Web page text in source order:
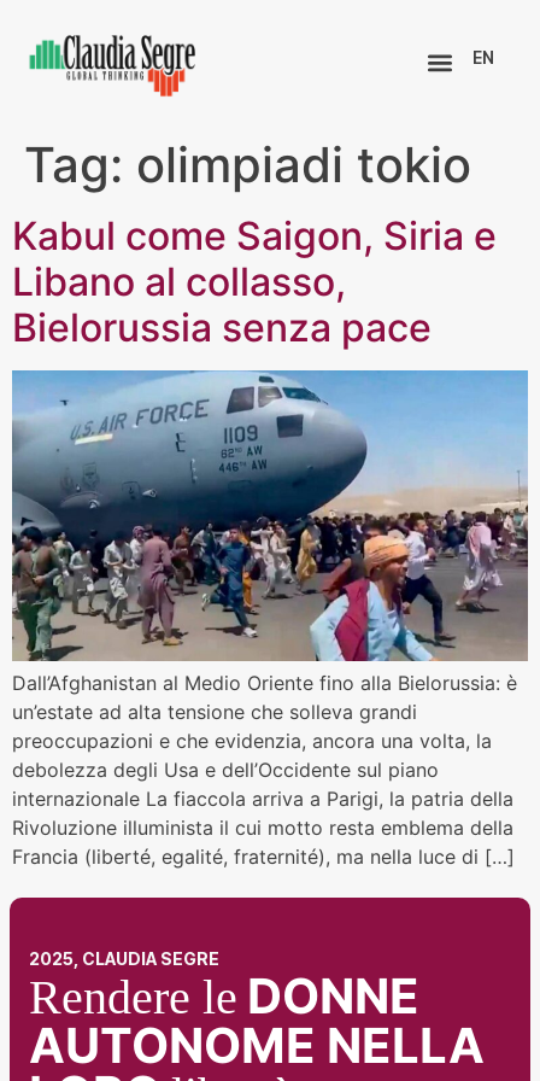
EN
Tag: olimpiadi tokio
Kabul come Saigon, Siria e
Libano al collasso,
Bielorussia senza pace
Dall’Afghanistan al Medio Oriente fino alla Bielorussia: è
un’estate ad alta tensione che solleva grandi
preoccupazioni e che evidenzia, ancora una volta, la
debolezza degli Usa e dell’Occidente sul piano
internazionale La fiaccola arriva a Parigi, la patria della
Rivoluzione illuminista il cui motto resta emblema della
Francia (liberté, egalité, fraternité), ma nella luce di […]
2025, CLAUDIA SEGRE
Rendere le DONNE
AUTONOME NELLA